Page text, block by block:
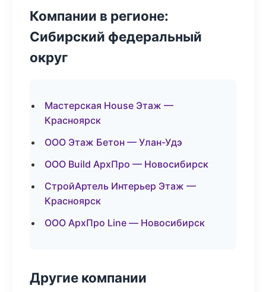
Компании в регионе:
Сибирский федеральный
округ
Мастерская House Этаж —
Красноярск
ООО Этаж Бетон — Улан-Удэ
ООО Build АрхПро — Новосибирск
СтройАртель Интерьер Этаж —
Красноярск
ООО АрхПро Line — Новосибирск
Другие компании